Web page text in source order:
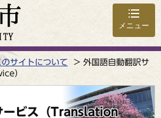
メニュー
のサイトについて
外国語自動翻訳サ
）
ービス（Translation